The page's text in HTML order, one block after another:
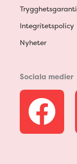
Trygghetsgaranti
Integritetspolicy
Nyheter
Sociala medier
F
a